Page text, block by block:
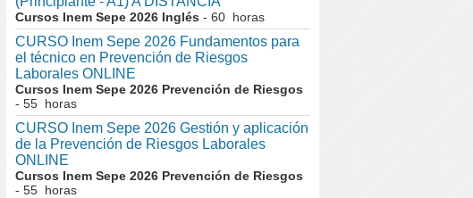
Cursos Inem Sepe 2026 Inglés - 60 horas
CURSO Inem Sepe 2026 Fundamentos para
el técnico en Prevención de Riesgos
Laborales ONLINE
Cursos Inem Sepe 2026 Prevención de Riesgos
- 55 horas
CURSO Inem Sepe 2026 Gestión y aplicación
de la Prevención de Riesgos Laborales
ONLINE
Cursos Inem Sepe 2026 Prevención de Riesgos
- 55 horas